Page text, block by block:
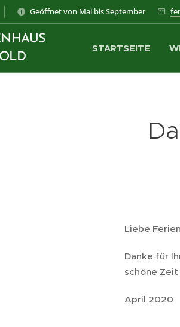
Geöffnet von Mai bis September
STARTSEITE
Liebe
Danke für
schöne
April 2020